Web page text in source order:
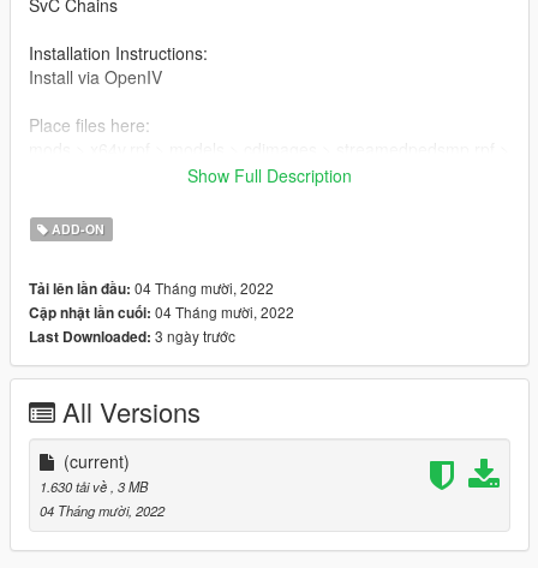
Installation Instructions:
Install via OpenIV
Place files here:
mp_m_freemode_01
Or in your FiveMe resource folder
Show Full Description
ADD-ON
Tải lên lần đầu: 04 Tháng mười, 2022
Cập nhật lần cuối: 04 Tháng mười, 2022
Last Downloaded: 3 ngày trước
All Versions
(current)
1.630 tải về , 3 MB
04 Tháng mười, 2022